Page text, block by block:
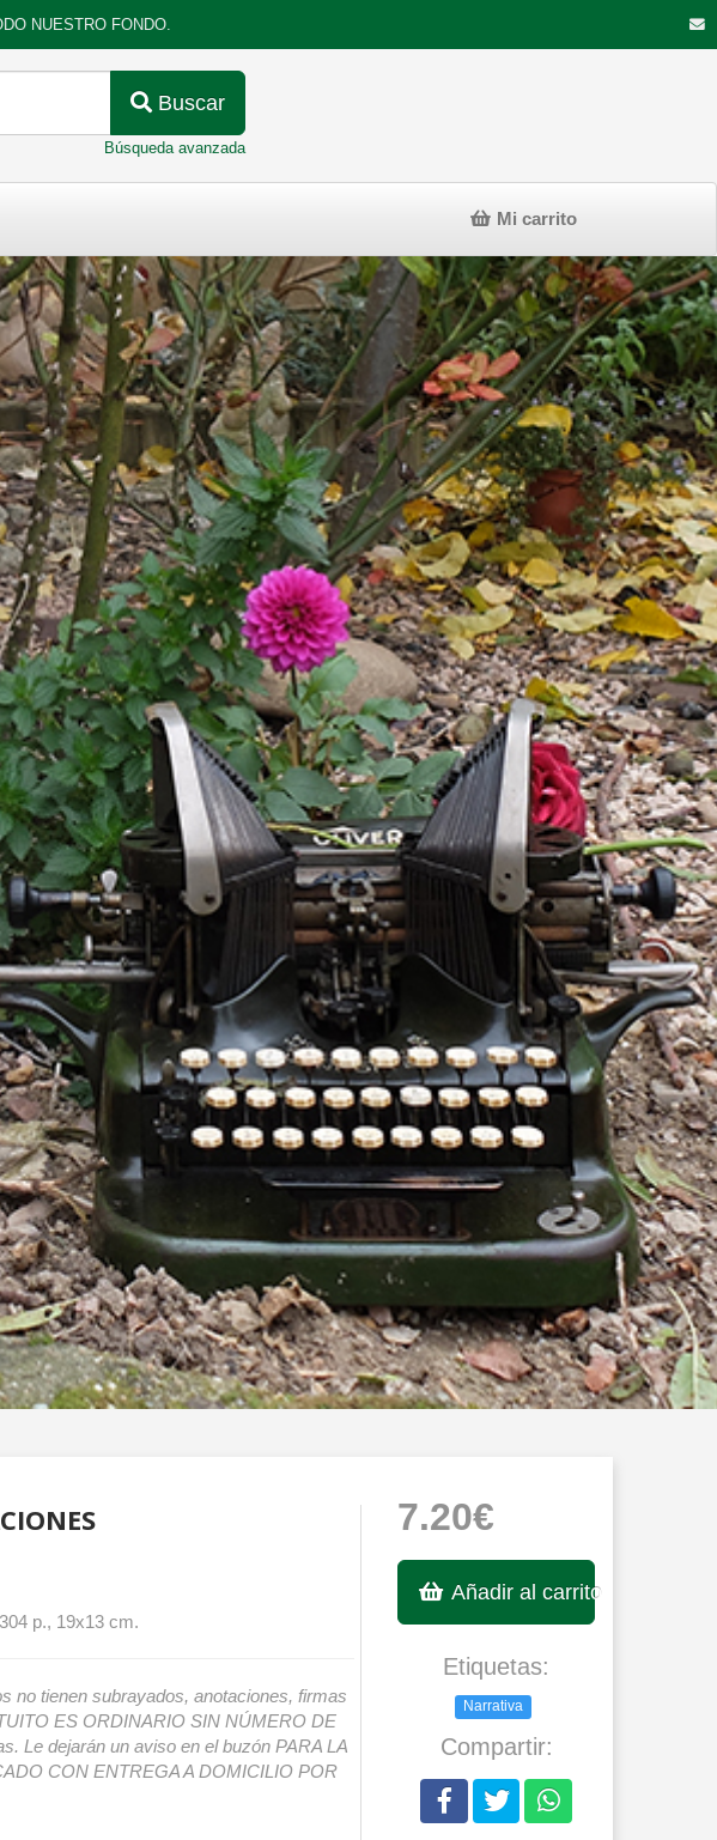
NUESTRO FONDO.
Buscar
Búsqueda avanzada
Mi carrito
p., 19x13 cm.
no tienen subrayados, anotaciones, firmas
ES ORDINARIO SIN NÚMERO DE
Le dejarán un aviso en el buzón PARA LA
CON ENTREGA A DOMICILIO POR
7.20€
Añadir al carrito
Etiquetas:
Narrativa
Compartir: